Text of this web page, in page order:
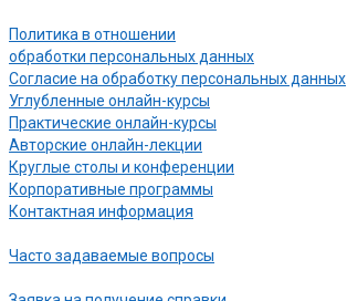
Политика в отношении
обработки персональных данных
Согласие на обработку персональных данных
Углубленные онлайн-курсы
Практические онлайн-курсы
Авторские онлайн-лекции
Круглые столы и конференции
Корпоративные программы
Контактная информация
Часто задаваемые вопросы